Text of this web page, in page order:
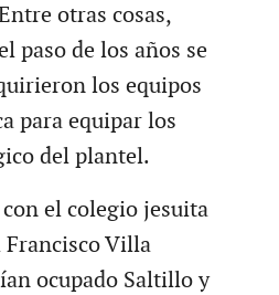
otras cosas,
paso de los años se
los equipos
para equipar los
del plantel.
el colegio jesuita
Francisco Villa
ocupado Saltillo y